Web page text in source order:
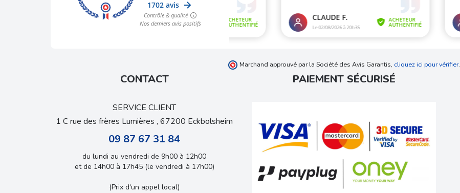
Marchand approuvé par la Société des Avis Garantis, cliquez ici pour vérifier.
CONTACT
SERVICE CLIENT
1 C rue des frères Lumières , 67200 Eckbolsheim
09 87 67 31 84
du lundi au vendredi de 9h00 à 12h00
et de 14h00 à 17h45 (le vendredi à 17h00)
(Prix d'un appel local)
PAIEMENT SÉCURISÉ